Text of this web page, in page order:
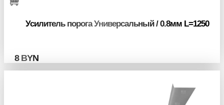
Усилитель порога Универсальный / 0.8мм L=1250
8 BYN